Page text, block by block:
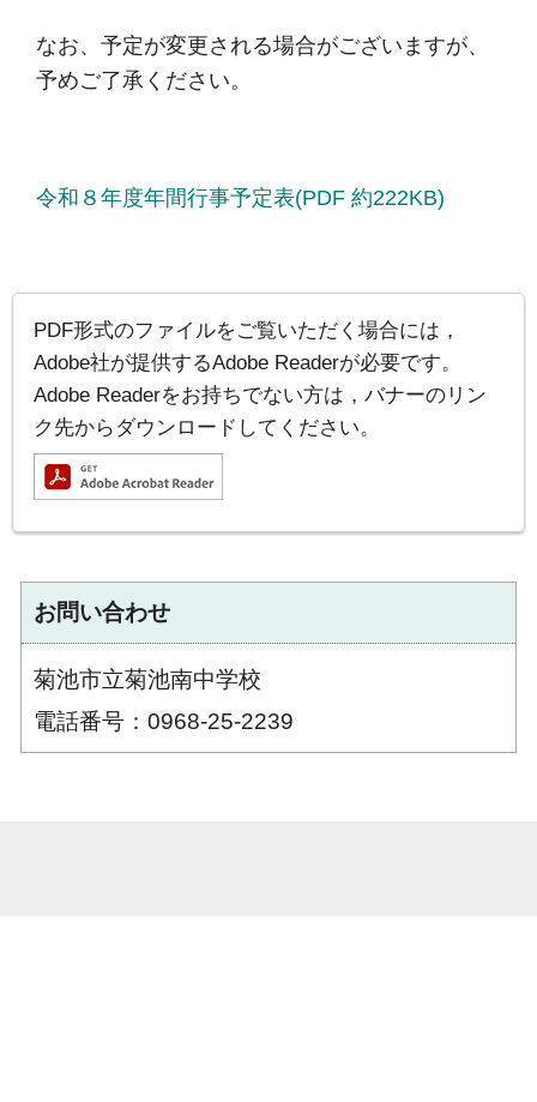
なお、予定が変更される場合がございますが、
予めご了承ください。
令和８年度年間行事予定表(PDF 約222KB)
PDF形式のファイルをご覧いただく場合には，
Adobe社が提供するAdobe Readerが必要です。
Adobe Readerをお持ちでない方は，バナーのリン
ク先からダウンロードしてください。
お問い合わせ
菊池市立菊池南中学校
電話番号：0968-25-2239